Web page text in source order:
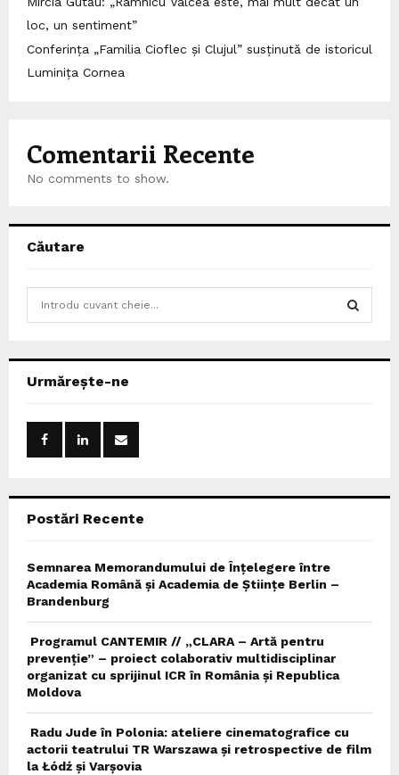
loc, un sentiment”
Conferința „Familia Cioflec și Clujul” susținută de istoricul
Luminița Cornea
Comentarii Recente
No comments to show.
Căutare
h
Urmărește-ne
Postări Recente
Semnarea Memorandumului de Înțelegere între
Academia Română și Academia de Științe Berlin –
Brandenburg
Programul CANTEMIR // „CLARA – Artă pentru
prevenție” – proiect colaborativ multidisciplinar
organizat cu sprijinul ICR în România și Republica
Moldova
Radu Jude în Polonia: ateliere cinematografice cu
actorii teatrului TR Warszawa și retrospective de film
la Łódź și Varșovia